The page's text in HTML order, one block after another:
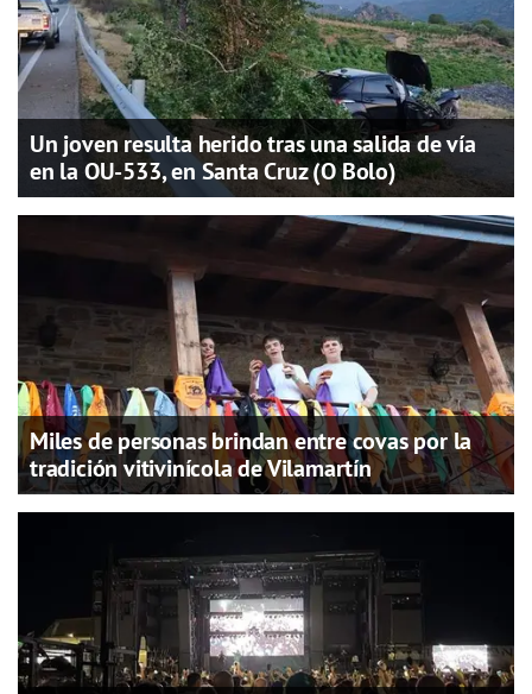
Un joven resulta herido tras una salida de vía
en la OU-533, en Santa Cruz (O Bolo)
Miles de personas brindan entre covas por la
tradición vitivinícola de Vilamartín